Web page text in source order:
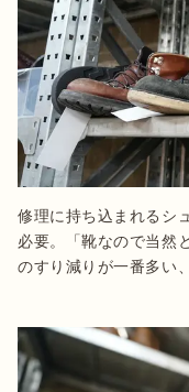
修理に持ち込まれるシ
必要。「靴なので当然
のすり減りが一番多い